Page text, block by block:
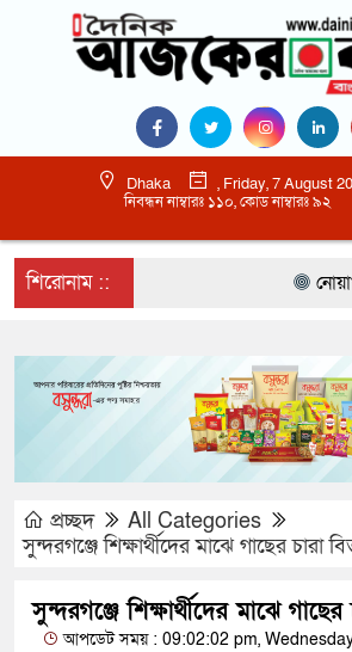
Dhaka
, Friday, 7 August
নিবন্ধন নাম্বারঃ ১১০, কোড নাম্বারঃ ৯২
শিরোনাম ::
প্রচ্ছদ
All Categories
সুন্দরগঞ্জে শিক্ষার্থীদের মাঝে গাছের চারা
সুন্দরগঞ্জে শিক্ষার্থীদের মাঝে
আপডেট সময় : 09:02:02 pm,